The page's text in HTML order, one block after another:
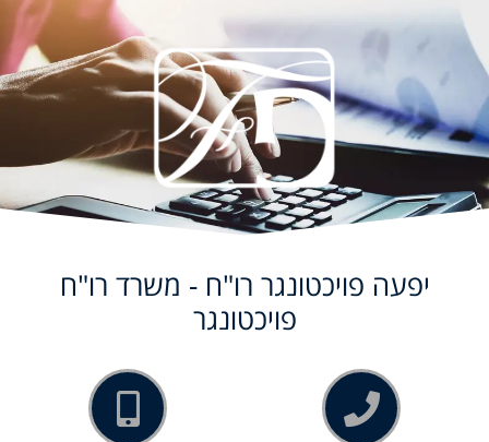
יפעה פויכטונגר רו"ח - משרד רו"ח
פויכטונגר